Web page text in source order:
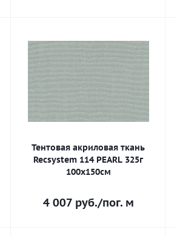
Тентовая акриловая ткань
Recsystem 114 PEARL 325г
100х150см
4 007руб./пог. м